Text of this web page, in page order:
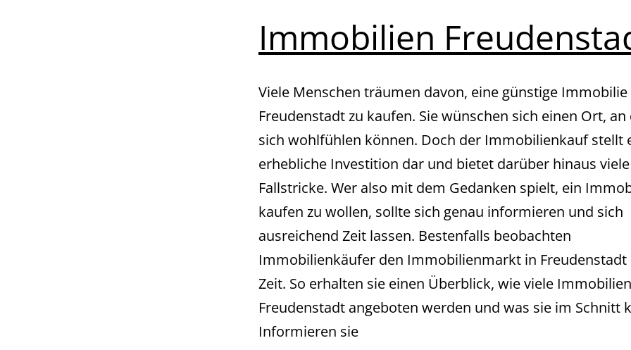
Immobilien
Viele Menschen träumen davon, eine günstige Immobilie
Freudenstadt zu kaufen. Sie wünschen sich einen Ort, an
sich wohlfühlen können. Doch der Immobilienkauf stellt
erhebliche Investition dar und bietet darüber hinaus viele
Fallstricke. Wer also mit dem Gedanken spielt, ein
kaufen zu wollen, sollte sich genau informieren und sich
ausreichend Zeit lassen. Bestenfalls beobachten
Immobilienkäufer den Immobilienmarkt in Freudenstadt
Zeit. So erhalten sie einen Überblick, wie viele
Freudenstadt angeboten werden und was sie im Schnitt
Informieren sie